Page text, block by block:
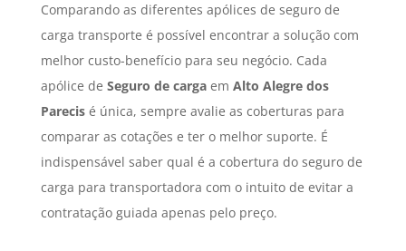
Comparando as diferentes apólices de seguro de
carga transporte é possível encontrar a solução com
melhor custo-benefício para seu negócio. Cada
apólice de Seguro de cargaem Alto Alegre dos
Parecisé única, sempre avalie as coberturas para
comparar as cotações e ter o melhor suporte. É
indispensável saber qual é a cobertura do seguro de
carga para transportadora com o intuito de evitar a
contratação guiada apenas pelo preço.